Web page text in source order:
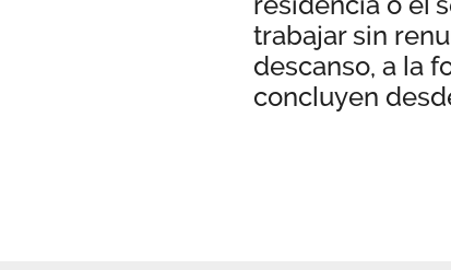
trabajar sin
descanso, a la
concluyen